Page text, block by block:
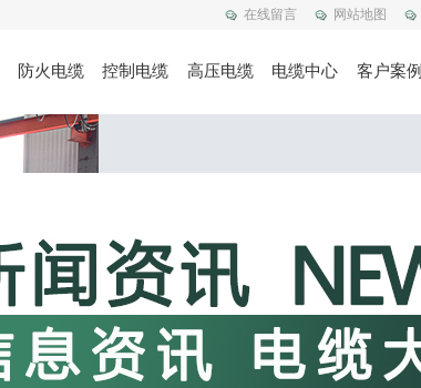
在线留言 网站地图
防火电缆 控制电缆 高压电缆 电缆中心 客户案例